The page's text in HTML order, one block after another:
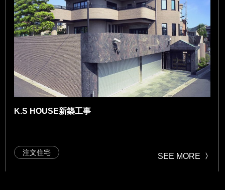
K.S HOUSE新築工事
注文住宅 SEE MORE